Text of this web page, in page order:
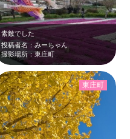
素敵でした
投稿者名：みーちゃん
撮影場所：東庄町
東庄町